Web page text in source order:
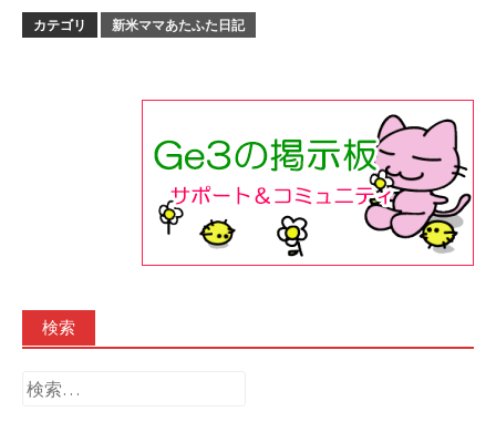
カテゴリ 新米ママあたふた日記
検索
検